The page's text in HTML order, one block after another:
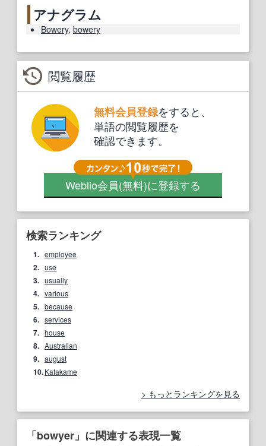
アナグラム
Bowery, bowery
閲覧履歴
無料会員登録をすると、
単語の閲覧履歴を
確認できます。
Weblio会員(無料)に登録する
検索ランキング
1. employee
2. use
3. usually
4. various
5. because
6. services
7. house
8. Australian
9. august
10.Katakame
もっとランキングを見る
「bowyer」に関連する表現一覧